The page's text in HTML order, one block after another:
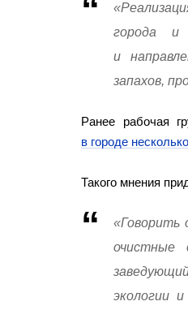
города и
и
запахов,
Ранее рабочая
в городе несколько
Такого мнения
«Говорить
очистные
экологии